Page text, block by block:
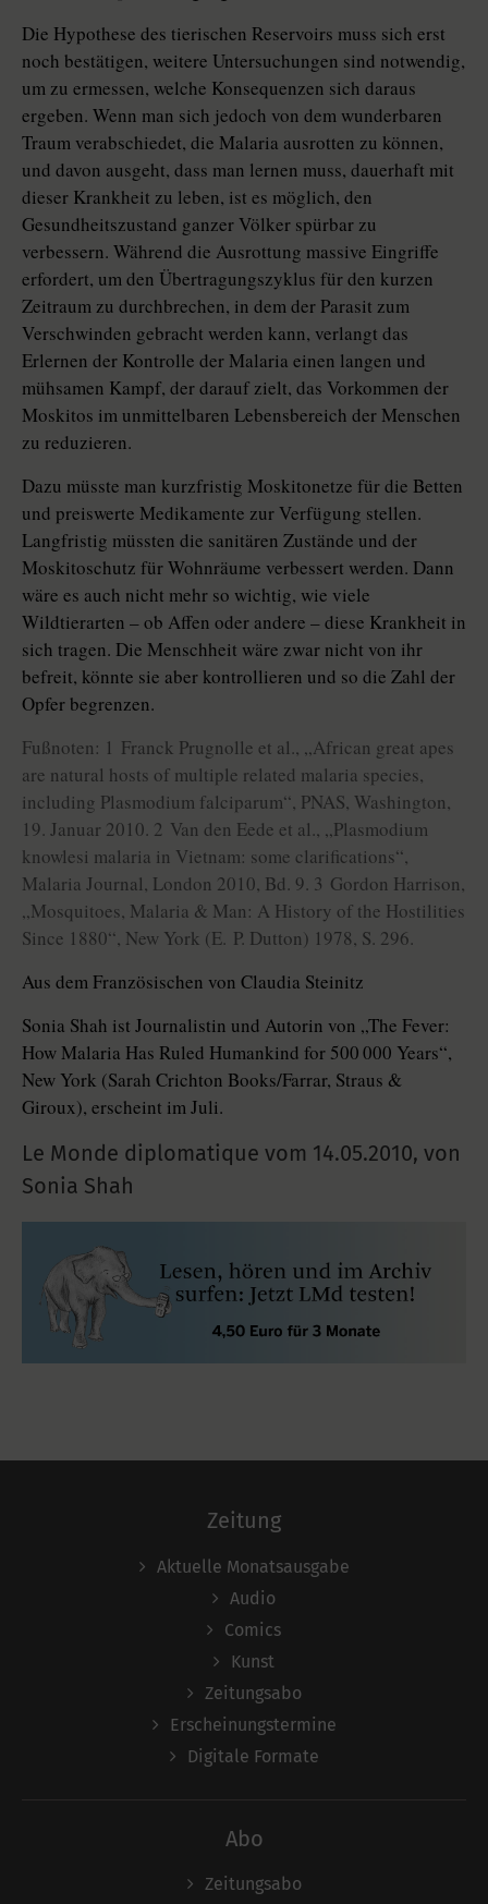
Die Hypothese des tierischen Reservoirs muss sich erst
noch bestätigen, weitere Untersuchungen sind notwendig,
um zu ermessen, welche Konsequenzen sich daraus
ergeben. Wenn man sich jedoch von dem wunderbaren
Traum verabschiedet, die Malaria ausrotten zu können,
und davon ausgeht, dass man lernen muss, dauerhaft mit
dieser Krankheit zu leben, ist es möglich, den
Gesundheitszustand ganzer Völker spürbar zu
verbessern. Während die Ausrottung massive Eingriffe
erfordert, um den Übertragungszyklus für den kurzen
Zeitraum zu durchbrechen, in dem der Parasit zum
Verschwinden gebracht werden kann, verlangt das
Erlernen der Kontrolle der Malaria einen langen und
mühsamen Kampf, der darauf zielt, das Vorkommen der
Moskitos im unmittelbaren Lebensbereich der Menschen
zu reduzieren.
Dazu müsste man kurzfristig Moskitonetze für die Betten
und preiswerte Medikamente zur Verfügung stellen.
Langfristig müssten die sanitären Zustände und der
Moskitoschutz für Wohnräume verbessert werden. Dann
wäre es auch nicht mehr so wichtig, wie viele
Wildtierarten – ob Affen oder andere – diese Krankheit in
sich tragen. Die Menschheit wäre zwar nicht von ihr
befreit, könnte sie aber kontrollieren und so die Zahl der
Opfer begrenzen.
Fußnoten: 1 Franck Prugnolle et al., „African great apes
are natural hosts of multiple related malaria species,
including Plasmodium falciparum“, PNAS, Washington,
19. Januar 2010. 2 Van den Eede et al., „Plasmodium
knowlesi malaria in Vietnam: some clarifications“,
Malaria Journal, London 2010, Bd. 9. 3 Gordon Harrison,
„Mosquitoes, Malaria & Man: A History of the Hostilities
Since 1880“, New York (E. P. Dutton) 1978, S. 296.
Aus dem Französischen von Claudia Steinitz
Sonia Shah ist Journalistin und Autorin von „The Fever:
How Malaria Has Ruled Humankind for 500 000 Years“,
New York (Sarah Crichton Books/Farrar, Straus &
Giroux), erscheint im Juli.
Le Monde diplomatique vom 14.05.2010, von
Sonia Shah
Zeitung
Aktuelle Monatsausgabe
Audio
Comics
Kunst
Zeitungsabo
Erscheinungstermine
Digitale Formate
Abo
Zeitungsabo